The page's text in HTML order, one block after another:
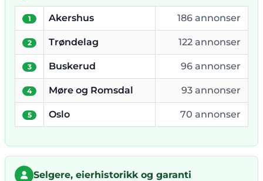
1 Akershus 186 annonser
2 Trøndelag 122 annonser
3 Buskerud 96 annonser
4 Møre og Romsdal 93 annonser
5 Oslo 70 annonser
Selgere, eierhistorikk og garanti